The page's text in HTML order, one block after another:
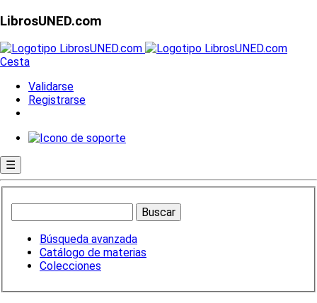
LibrosUNED.com
Cesta
Validarse
Registrarse
☰
Búsqueda avanzada
Catálogo de materias
Colecciones